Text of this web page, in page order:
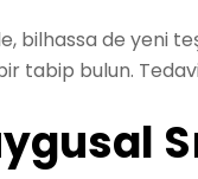
bilhassa de yeni
tabip bulun.